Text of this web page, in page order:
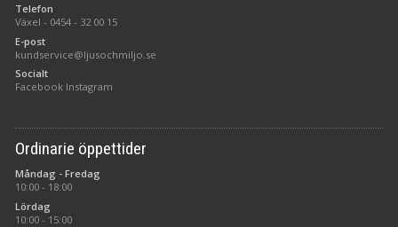
Telefon
Växel - 0454 - 32 00 15
E-post
kundservice@ljusochmiljo.se
Socialt
Facebook Instagram
Ordinarie öppettider
Måndag - Fredag
10:00 - 18:00
Lördag
10:00 - 15:00